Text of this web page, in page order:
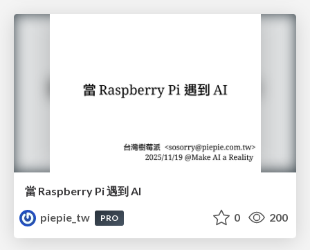
當 Raspberry Pi 遇到 AI
piepie_tw
PRO 0 200